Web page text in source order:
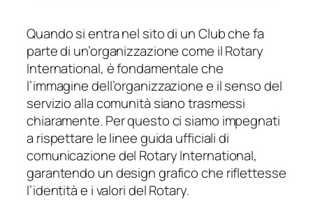
Quando si entra nel sito di un Club che fa
parte di un’organizzazione come il Rotary
International, è fondamentale che
l’immagine dell’organizzazione e il senso del
servizio alla comunità siano trasmessi
chiaramente. Per questo ci siamo impegnati
a rispettare le linee guida ufficiali di
comunicazione del Rotary International,
garantendo un design grafico che riflettesse
l’identità e i valori del Rotary.